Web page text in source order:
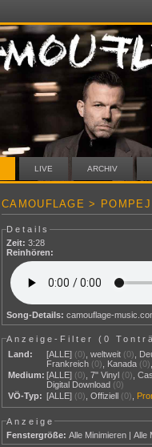
LIVE ARCHIV
CAMOUFLAGE >
Details
Zeit: 3:28
Reinhören:
Song-Details: camouflage-
Anzeige-Filter (0
Land:
[ALLE] (0) ,weltweit (0)
Frankreich (0) Kanada (0)
Medium: [ALLE] (0) ,7" Vinyl (0) ,
Digital Download (0)
VÖ-Typ: [ALLE] (0) ,Offiziell (0)
Anzeige
Fenstergröße: Alle Minimieren |Alle